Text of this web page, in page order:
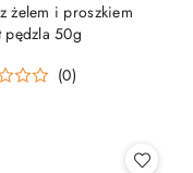
żelem i proszkiem
pędzla 50g
(0)